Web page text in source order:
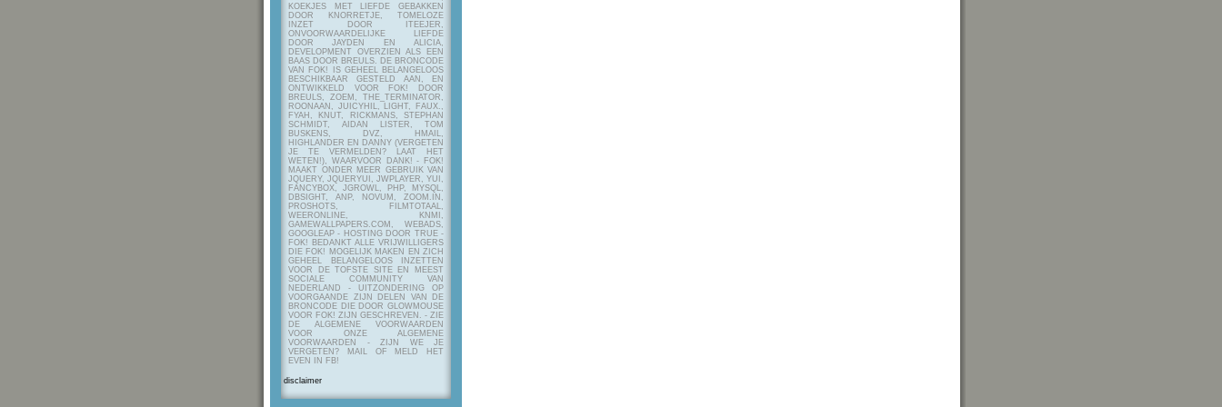
KOEKJES MET LIEFDE GEBAKKEN
DOOR KNORRETJE, TOMELOZE
INZET DOOR ITEEJER,
ONVOORWAARDELIJKE LIEFDE
DOOR JAYDEN EN ALICIA,
DEVELOPMENT OVERZIEN ALS EEN
BAAS DOOR BREULS. DE BRONCODE
VAN FOK! IS GEHEEL BELANGELOOS
BESCHIKBAAR GESTELD AAN, EN
ONTWIKKELD VOOR FOK! DOOR
BREULS, ZOEM, THE_TERMINATOR,
ROONAAN, JUICYHIL, LIGHT, FAUX.,
FYAH, KNUT, RICKMANS, STEPHAN
SCHMIDT, AIDAN LISTER, TOM
BUSKENS, DVZ, HMAIL,
HIGHLANDER EN DANNY (VERGETEN
JE TE VERMELDEN? LAAT HET
WETEN!), WAARVOOR DANK! - FOK!
MAAKT ONDER MEER GEBRUIK VAN
JQUERY, JQUERYUI, JWPLAYER, YUI,
FANCYBOX, JGROWL, PHP, MYSQL,
DBSIGHT, ANP, NOVUM, ZOOM.IN,
PROSHOTS, FILMTOTAAL,
WEERONLINE, KNMI,
GAMEWALLPAPERS.COM, WEBADS,
GOOGLEAP - HOSTING DOOR TRUE -
FOK! BEDANKT ALLE VRIJWILLIGERS
DIE FOK! MOGELIJK MAKEN EN ZICH
GEHEEL BELANGELOOS INZETTEN
VOOR DE TOFSTE SITE EN MEEST
SOCIALE COMMUNITY VAN
NEDERLAND - UITZONDERING OP
VOORGAANDE ZIJN DELEN VAN DE
BRONCODE DIE DOOR GLOWMOUSE
VOOR FOK! ZIJN GESCHREVEN. - ZIE
DE ALGEMENE VOORWAARDEN
VOOR ONZE ALGEMENE
VOORWAARDEN - ZIJN WE JE
VERGETEN? MAIL OF MELD HET
EVEN IN FB!
disclaimer